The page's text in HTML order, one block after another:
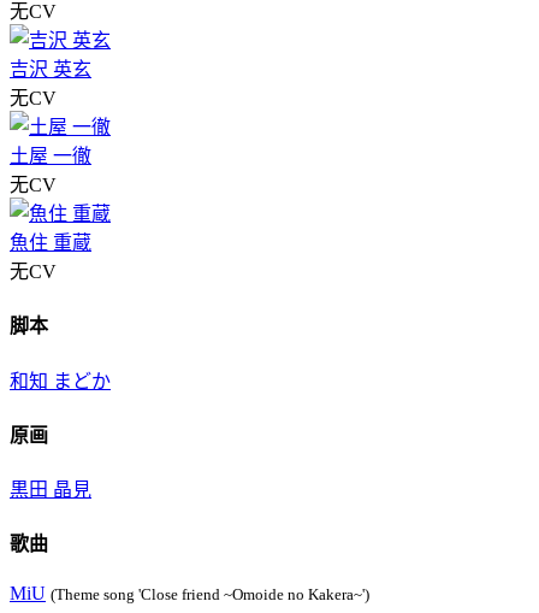
无CV
吉沢 英玄
无CV
土屋 一徹
无CV
魚住 重蔵
无CV
脚本
和知 まどか
原画
黒田 晶見
歌曲
MiU (Theme song 'Close friend ~Omoide no Kakera~')